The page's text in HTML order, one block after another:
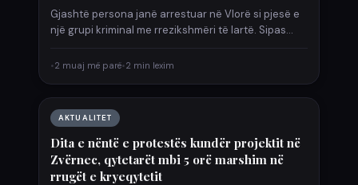
Gjashtë persona janë arrestuar në Vlorë si pjesë e
një grupi kriminal me rrezikshmëri të lartë. Sipas
•2 muaj më parë•2 min lexim
AKTUALITET
Dita e nëntë e protestës kundër projektit në
Zvërnec, qytetarët mbi 5 orë marshim në
rrugët e kryeqytetit